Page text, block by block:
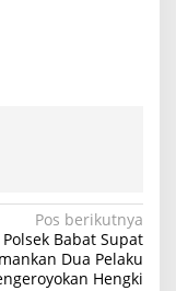
Pos berikutnya
Polsek Babat Supat
Dua Pelaku
Hengki